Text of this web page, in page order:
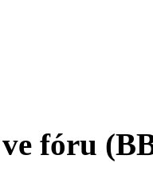
fóru